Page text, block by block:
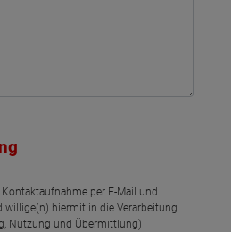
per E-Mail und
willige(n) hiermit in die Verarbeitung
Nutzung und Übermittlung)